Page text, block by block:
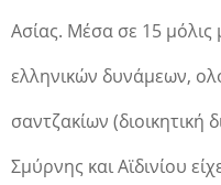
Ασίας. Μέσα σε 15
ελληνικών δυνάμεων,
σαντζακίων
Σμύρνης και Αϊδινίου